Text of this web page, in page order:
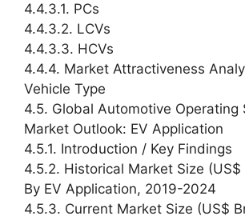
4.4.3.1. PCs
4.4.3.2. LCVs
4.4.3.3. HCVs
4.4.4. Market Attractiveness
Vehicle Type
4.5. Global Automotive Operating
Market Outlook: EV Application
4.5.1. Introduction / Key Findings
4.5.2. Historical Market Size (US$
By EV Application, 2019-2024
4.5.3. Current Market Size (US$